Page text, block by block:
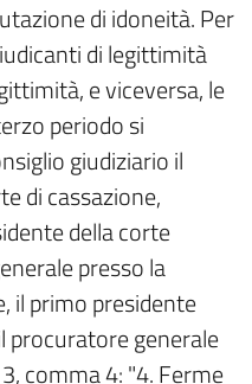
di idoneità. Per
di legittimità
e viceversa, le
periodo si
giudiziario il
di cassazione,
della corte
presso la
il primo presidente
procuratore generale
comma 4: "4. Ferme